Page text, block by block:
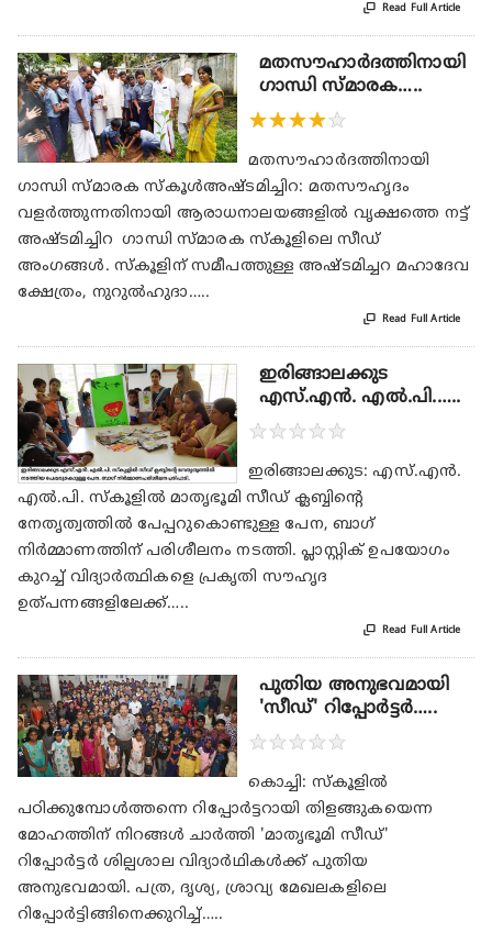
 Read Full Article
മതസൗഹാർദത്തിനായി
ഗാന്ധി സ്മാരക…..
★★★★★
മതസൗഹാർദത്തിനായി
ഗാന്ധി സ്മാരക സ്‌കൂൾഅഷ്ടമിച്ചിറ: മതസൗഹൃദം
വളർത്തുന്നതിനായി ആരാധനാലയങ്ങളിൽ വൃക്ഷത്തെ നട്ട്
അഷ്ടമിച്ചിറ ഗാന്ധി സ്മാരക സ്‌കൂളിലെ സീഡ്
അംഗങ്ങൾ. സ്‌കൂളിന് സമീപത്തുള്ള അഷ്ടമിച്ചറ മഹാദേവ
ക്ഷേത്രം, നുറുൽഹുദാ…..
 Read Full Article
ഇരിങ്ങാലക്കുട
എസ്.എന്‍. എല്‍.പി.…..
★★★★★
ഇരിങ്ങാലക്കുട: എസ്.എന്‍.
എല്‍.പി. സ്‌കൂളില്‍ മാതൃഭൂമി സീഡ് ക്ലബ്ബിന്റെ
നേതൃത്വത്തില്‍ പേപ്പറുകൊണ്ടുള്ള പേന, ബാഗ്
നിര്‍മ്മാണത്തിന് പരിശീലനം നടത്തി. പ്ലാസ്റ്റിക് ഉപയോഗം
കുറച്ച് വിദ്യാര്‍ത്ഥികളെ പ്രകൃതി സൗഹൃദ
ഉത്പന്നങ്ങളിലേക്ക്…..
 Read Full Article
പുതിയ അനുഭവമായി
'സീഡ്' റിപ്പോര്‍ട്ടര്‍…..
★★★★★
കൊച്ചി: സ്‌കൂളില്‍
പഠിക്കുമ്പോള്‍ത്തന്നെ റിപ്പോര്‍ട്ടറായി തിളങ്ങുകയെന്ന
മോഹത്തിന് നിറങ്ങള്‍ ചാര്‍ത്തി 'മാതൃഭൂമി സീഡ്'
റിപ്പോര്‍ട്ടര്‍ ശില്പശാല വിദ്യാര്‍ഥികള്‍ക്ക് പുതിയ
അനുഭവമായി. പത്ര, ദൃശ്യ, ശ്രാവ്യ മേഖലകളിലെ
റിപ്പോര്‍ട്ടിങ്ങിനെക്കുറിച്ച്…..